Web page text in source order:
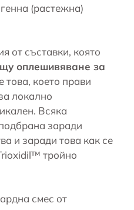
(растежна)
от съставки, която
оплешивяване за
това, което прави
локално
Всяка
заради
и заради това как се
тройно
смес от